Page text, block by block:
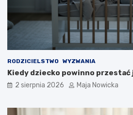
RODZICIELSTWO WYZWANIA
Kiedy dziecko powinno przestać
2 sierpnia 2026 Maja Nowicka